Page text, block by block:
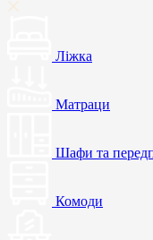
Ліжка
Матраци
Шафи та
Комоди